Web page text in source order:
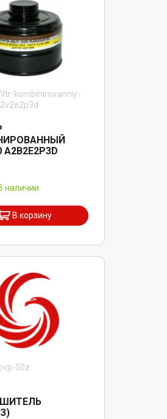
kombinirovanniy-
наличии
В корзину
50z